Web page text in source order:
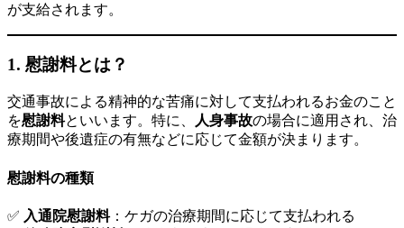
が支給されます。
1. 慰謝料とは？
交通事故による精神的な苦痛に対して支払われるお金のこと
を慰謝料といいます。特に、 人身事故の場合に適用され、治
療期間や後遺症の有無などに応じて金額が決まります。
慰謝料の種類
✅ 入通院慰謝料：ケガの治療期間に応じて支払われる